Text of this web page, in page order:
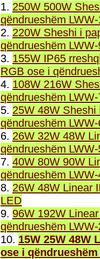
1. 250W 500W
qëndrueshëm
2. 220W Sheshi i
qëndrueshëm
3. 155W IP65
RGB ose i
4. 108W 216W
qëndrueshëm
5. 25W 48W
qëndrueshëm
6. 26W 32W 48W
qëndrueshëm
7. 40W 80W 90W
qëndrueshëm
8. 26W 48W Linear
LED
9. 96W 192W
qëndrueshëm
10. 15W 25W 48W
ose i